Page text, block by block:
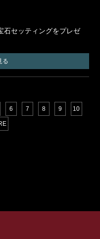
石セッティングをプレゼ
る
6 7 8 9 10